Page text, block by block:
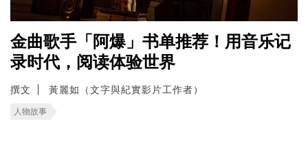
金曲歌手「阿爆」书单推荐！用音乐记
录时代，阅读体验世界
撰文 黃麗如（文字與紀實影片工作者）
人物故事